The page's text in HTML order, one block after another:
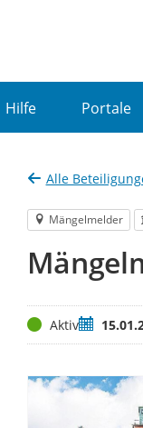
Hilfe Portale
Alle
Mängelmelder
StatusAktivZeitraum